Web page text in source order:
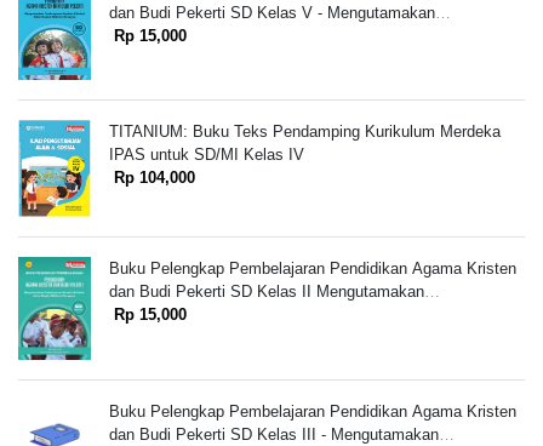
dan Budi Pekerti SD Kelas V - Mengutamakan
Pembangunan Karakter Kristiani dalam Bingkai Moderasi
Rp 15,000
TITANIUM: Buku Teks Pendamping Kurikulum Merdeka
IPAS untuk SD/MI Kelas IV
Rp 104,000
Buku Pelengkap Pembelajaran Pendidikan Agama Kristen
dan Budi Pekerti SD Kelas II Mengutamakan
Pembangunan Karakter Kristiani dalam Bingkai Moderasi
Rp 15,000
Buku Pelengkap Pembelajaran Pendidikan Agama Kristen
dan Budi Pekerti SD Kelas III - Mengutamakan